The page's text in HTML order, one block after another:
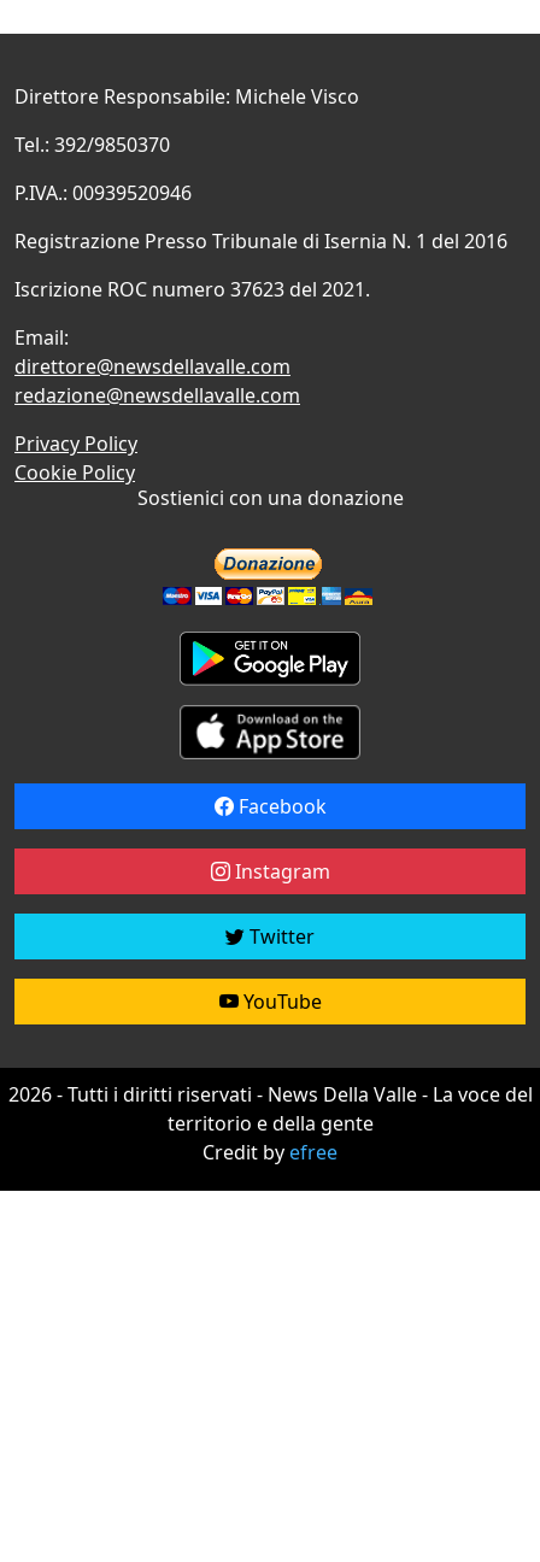
Direttore Responsabile: Michele Visco
Tel.: 392/9850370
P.IVA.: 00939520946
Registrazione Presso Tribunale di Isernia N. 1 del 2016
Iscrizione ROC numero 37623 del 2021.
Email:
direttore@newsdellavalle.com
redazione@newsdellavalle.com
Privacy Policy
Cookie Policy
Sostienici con una donazione
Facebook
Instagram
Twitter
YouTube
2026 - Tutti i diritti riservati - News Della Valle - La voce del
territorio e della gente
Credit byefree